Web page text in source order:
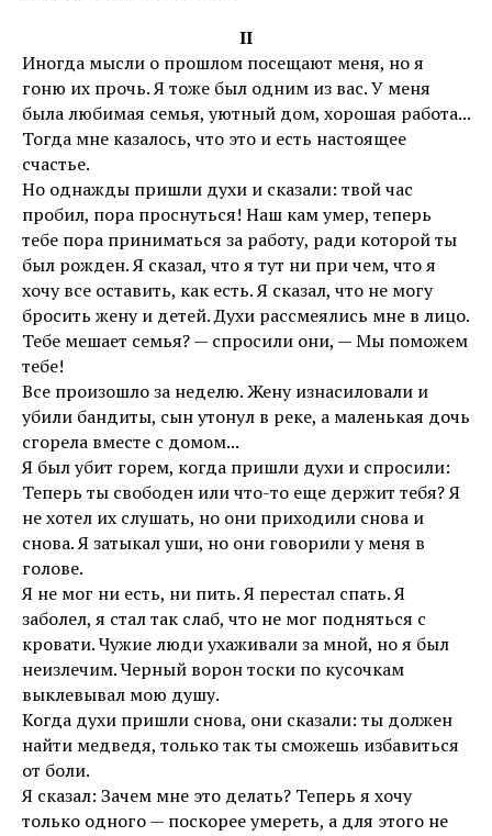
II
Иногда мысли о прошлом посещают меня, но я
гоню их прочь. Я тоже был одним из вас. У меня
была любимая семья, уютный дом, хорошая работа...
Тогда мне казалось, что это и есть настоящее
счастье.
Но однажды пришли духи и сказали: твой час
пробил, пора проснуться! Наш кам умер, теперь
тебе пора приниматься за работу, ради которой ты
был рожден. Я сказал, что я тут ни при чем, что я
хочу все оставить, как есть. Я сказал, что не могу
бросить жену и детей. Духи рассмеялись мне в лицо.
Тебе мешает семья? — спросили они, — Мы поможем
тебе!
Все произошло за неделю. Жену изнасиловали и
убили бандиты, сын утонул в реке, а маленькая дочь
сгорела вместе с домом...
Я был убит горем, когда пришли духи и спросили:
Теперь ты свободен или что-то еще держит тебя? Я
не хотел их слушать, но они приходили снова и
снова. Я затыкал уши, но они говорили у меня в
голове.
Я не мог ни есть, ни пить. Я перестал спать. Я
заболел, я стал так слаб, что не мог подняться с
кровати. Чужие люди ухаживали за мной, но я был
неизлечим. Черный ворон тоски по кусочкам
выклевывал мою душу.
Когда духи пришли снова, они сказали: ты должен
найти медведя, только так ты сможешь избавиться
от боли.
Я сказал: Зачем мне это делать? Теперь я хочу
только одного — поскорее умереть, а для этого не